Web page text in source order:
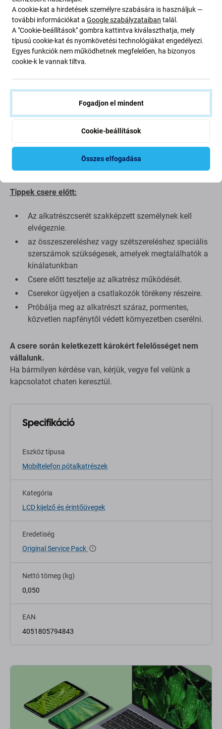
Ez a készlet tartalmazza:
LCD kijelző
Érintőüveg
alkatrész, azaz a készülék gyártója, Google szállítja. A
kijelző a piacon elérhető legmagasabb minőségű, és
100%-ban megegyezik a készülékben gyárilag található
kijelzővel. Ha többet szeretne megtudni a minőségről,
olvassa el blogbejegyzésünket, ahol részletesebben is
foglalkozunk a minőséggel.
Tippek csere előtt:
Az alkatrészcserét szakképzett személynek kell
elvégeznie.
az összeszereléshez vagy szétszereléshez speciális
szerszámok szükségesek, amelyek megtalálhatók a
kínálatunkban
Csere előtt tesztelje az alkatrész működését.
Cserekor ügyeljen a csatlakozók törékeny részeire.
Próbálja meg az alkatrészt száraz, pormentes,
közvetlen napfénytől védett környezetben cserélni.
A csere során keletkezett károkért felelősséget nem
vállalunk.
Ha bármilyen kérdése van, kérjük, vegye fel velünk a
kapcsolatot chaten keresztül.
Specifikáció
Eszköz típusa
Mobiltelefon pótalkatrészek
Kategória
LCD kijelző és érintőüvegek
Eredetiség
Original Service Pack
Nettó tömeg (kg)
0,050
EAN
4051805794843
A cookie-kat a hirdetések személyre szabására is használjuk —
további információkat a Google szabályzataiban talál.
A "Cookie-beállítások" gombra kattintva kiválaszthatja, mely
típusú cookie-kat és nyomkövetési technológiákat engedélyezi.
Egyes funkciók nem működhetnek megfelelően, ha bizonyos
cookie-k le vannak tiltva.
Fogadjon el mindent
Cookie-beállítások
Összes elfogadása